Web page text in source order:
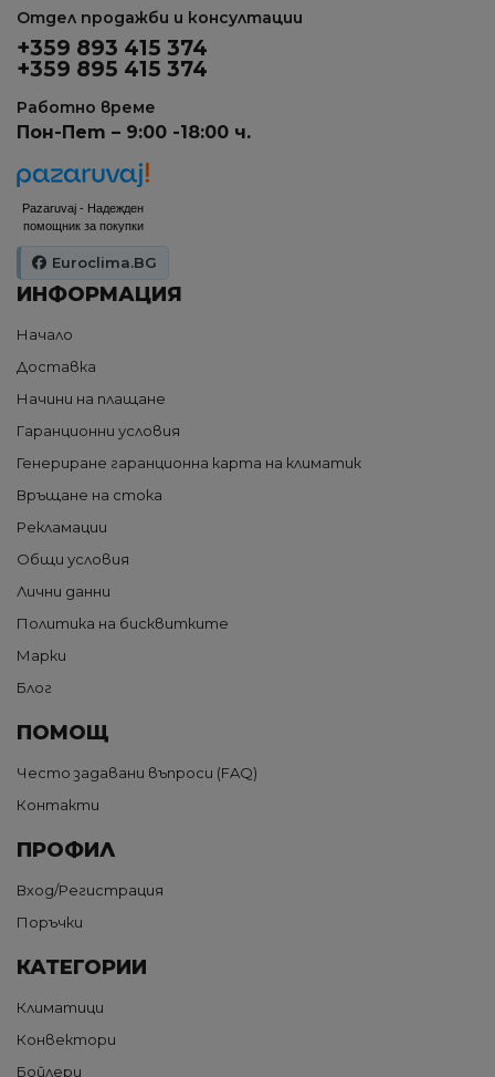
Отдел продажби и консултации
+359 893 415 374
+359 895 415 374
Работно време
Пон-Пет – 9:00 -18:00 ч.
Pazaruvaj - Надежден
помощник за покупки
Euroclima.BG
ИНФОРМАЦИЯ
Начало
Доставка
Начини на плащане
Гаранционни условия
Генериране гаранционна карта на климатик
Връщане на стока
Рекламации
Общи условия
Лични данни
Политика на бисквитките
Марки
Блог
ПОМОЩ
Често задавани въпроси (FAQ)
Контакти
ПРОФИЛ
Вход/Регистрация
Поръчки
КАТЕГОРИИ
Климатици
Конвектори
Бойлери